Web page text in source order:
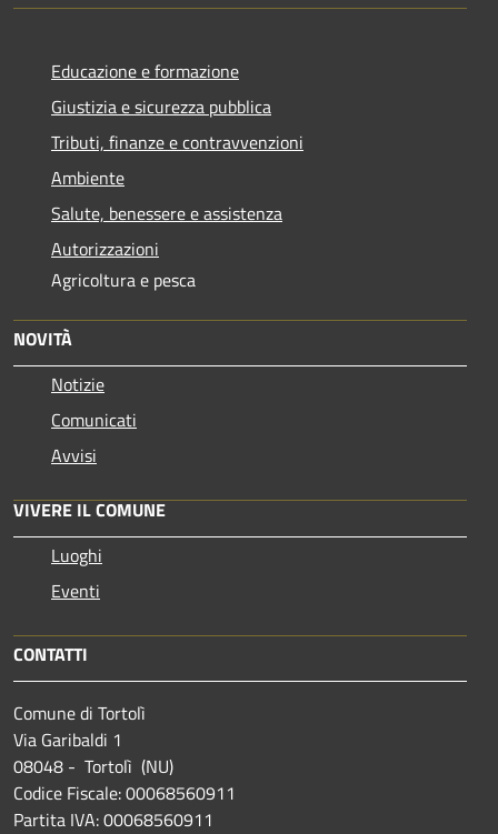
Educazione e formazione
Giustizia e sicurezza pubblica
Tributi, finanze e contravvenzioni
Ambiente
Salute, benessere e assistenza
Autorizzazioni
Agricoltura e pesca
NOVITÀ
Notizie
Comunicati
Avvisi
VIVERE IL COMUNE
Luoghi
Eventi
CONTATTI
Comune di Tortolì
Via Garibaldi 1
08048 - Tortolì (NU)
Codice Fiscale: 00068560911
Partita IVA: 00068560911